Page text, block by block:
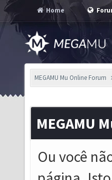
Home
MEGAMU Mu Online Forum
MEGAMU
Ou você